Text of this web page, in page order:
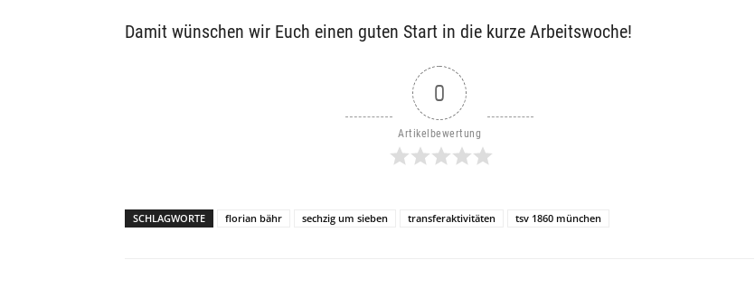
Damit wünschen wir Euch einen guten Start in die kurze Arbeitswoche!
0
Artikelbewertung
SCHLAGWORTE florian bähr sechzig um sieben transferaktivitäten tsv 1860 münchen